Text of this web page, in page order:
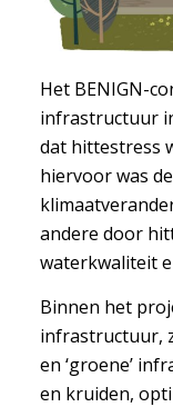
Het BENIGN-
infrastructuur
dat hittestress
hiervoor was
andere door
waterkwaliteit
Binnen het
infrastructuur,
en ‘groene’
en kruiden,